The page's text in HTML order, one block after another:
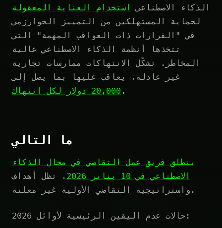
الذكاء الاصطناعي
استخدام العناية المعقولة
لحماية المستهلكين من التمييز الخوارزمي
في "القرارات ذات العواقب المهمة" التي
تتخذها أنظمة الذكاء الاصطناعي عالية
المخاطر. تشكّل الانتهاكات ممارسات تجارية
غير عادلة، يعاقب عليها بما يصل إلى
20,000 دولار لكل انتهاك .
ما التالي
ينطلق فريق عمل التقاضي في مجال الذكاء
الاصطناعي في 10 يناير 2026
. تظل أهداف
واستراتيجية التقاضي الأولية غير معلنة.
حالات عدم اليقين الرئيسية لأوائل 2026: